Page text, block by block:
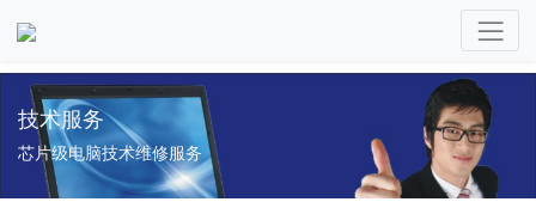
技术服务
芯片级电脑技术维修服务